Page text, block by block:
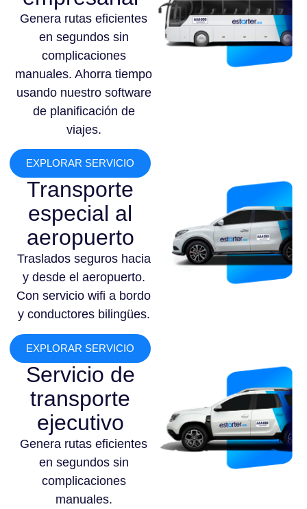
Genera rutas eficientes
en segundos sin
complicaciones
manuales. Ahorra tiempo
usando nuestro software
de planificación de
viajes.
EXPLORAR SERVICIO
Transporte
especial al
aeropuerto
Traslados seguros hacia
y desde el aeropuerto.
Con servicio wifi a bordo
y conductores bilingües.
EXPLORAR SERVICIO
Servicio de
transporte
ejecutivo
Genera rutas eficientes
en segundos sin
complicaciones
manuales.